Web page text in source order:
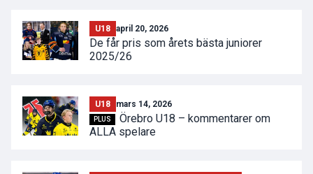
U18 april 20, 2026
De får pris som årets bästa juniorer
2025/26
U18 mars 14, 2026
PLUS
Örebro U18 – kommentarer om
ALLA spelare